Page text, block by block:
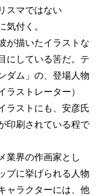
スマではない
付く。
が描いたイラストな
にしている筈だ。テ
ダム」の、登場人物
ラストレーター）
ラストにも、安彦氏
印刷されている程で
業界の作画家とし
プに挙げられる人物
ャラクターには、他